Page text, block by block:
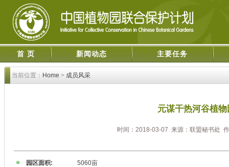
首 页 新闻动态 主要任务
当前位置： Home > 成员风采
元谋干热河谷植物
时间：2018-03-07 来源：联盟秘书处
园区面积:
5060亩